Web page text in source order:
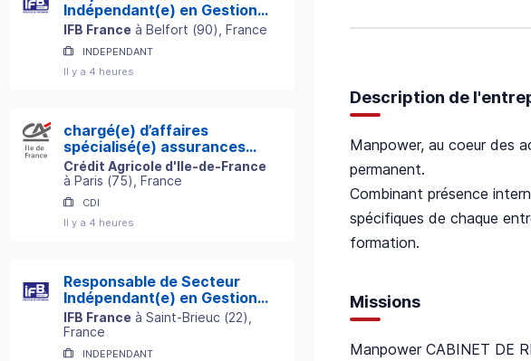
Indépendant(e) en Gestion
de Patrimoine
IFB France à Belfort (90) , France
INDEPENDANT
Il y a 4 heures
chargé(e) d’affaires
spécialisé(e) assurances
professionnelles h/f
Crédit Agricole d'Ile-de-France
à Paris (75) , France
CDI
Il y a 4 heures
Responsable de Secteur
Indépendant(e) en Gestion
de Patrimoine
IFB France à Saint-Brieuc (22)
France
INDEPENDANT
Description de
Manpower, au coeur des
permanent.
Combinant présence
spécifiques de chaque
formation.
Missions
Manpower CABINET DE